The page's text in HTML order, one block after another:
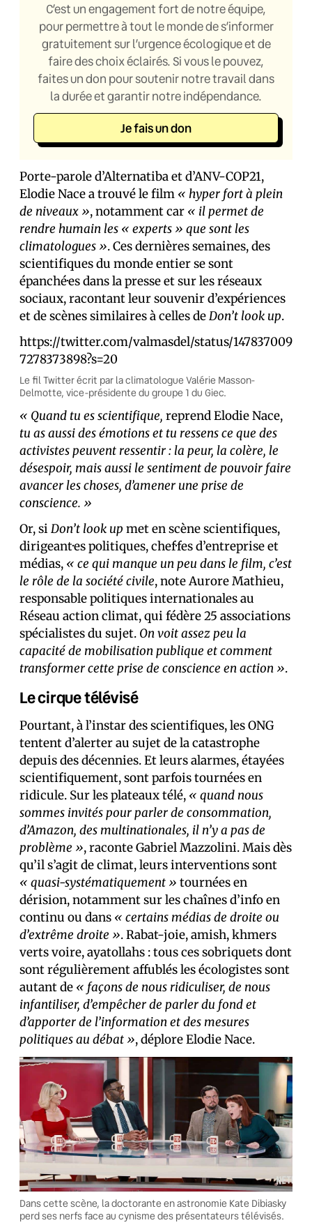
C’est un engagement fort de notre équipe,
pour permettre à tout le monde de s’informer
gratuitement sur l’urgence écologique et de
faire des choix éclairés. Si vous le pouvez,
faites un don pour soutenir notre travail dans
la durée et garantir notre indépendance.
Je fais un don
Porte-parole d’Alternatiba et d’ANV-COP21,
Elodie Nace a trouvé le film « hyper fort à plein
de niveaux », notamment car « il permet de
rendre humain les « experts » que sont les
climatologues ». Ces dernières semaines, des
scientifiques du monde entier se sont
épanché·es dans la presse et sur les réseaux
sociaux, racontant leur souvenir d’expériences
et de scènes similaires à celles deDon’t look up.
https://twitter.com/valmasdel/status/147837009
7278373898?s=20
Le fil Twitter écrit par la climatologue Valérie Masson-
Delmotte, vice-présidente du groupe 1 du Giec.
« Quand tu es scientifique, reprend Elodie Nace,
tu as aussi des émotions et tu ressens ce que des
activistes peuvent ressentir : la peur, la colère, le
désespoir, mais aussi le sentiment de pouvoir faire
avancer les choses, d’amener une prise de
conscience. »
Or, si Don’t look up met en scène scientifiques,
dirigeant·es politiques, chef·fes d’entreprise et
médias, « ce qui manque un peu dans le film, c’est
le rôle de la société civile, note Aurore Mathieu,
responsable politiques internationales au
Réseau action climat, qui fédère 25 associations
spécialistes du sujet. On voit assez peu la
capacité de mobilisation publique et comment
transformer cette prise de conscience en action ».
Le cirque télévisé
Pourtant, à l’instar des scientifiques, les ONG
tentent d’alerter au sujet de la catastrophe
depuis des décennies. Et leurs alarmes, étayées
scientifiquement, sont parfois tournées en
ridicule. Sur les plateaux télé, « quand nous
sommes invités pour parler de consommation,
d’Amazon, des multinationales, il n’y a pas de
problème », raconte Gabriel Mazzolini. Mais dès
qu’il s’agit de climat, leurs interventions sont
« quasi-systématiquement » tournées en
dérision, notamment sur les chaînes d’info en
continu ou dans « certains médias de droite ou
d’extrême droite ». Rabat-joie, amish, khmers
verts voire, ayatollahs : tous ces sobriquets dont
sont régulièrement affublés les écologistes sont
autant de « façons de nous ridiculiser, de nous
infantiliser, d’empêcher de parler du fond et
d’apporter de l’information et des mesures
politiques au débat », déplore Elodie Nace.
Dans cette scène, la doctorante en astronomie Kate Dibiasky
perd ses nerfs face au cynisme des présentateurs télévisés.